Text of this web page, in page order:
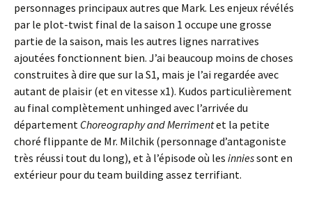
personnages principaux autres que Mark. Les enjeux révélés
par le plot-twist final de la saison 1 occupe une grosse
partie de la saison, mais les autres lignes narratives
ajoutées fonctionnent bien. J’ai beaucoup moins de choses
construites à dire que sur la S1, mais je l’ai regardée avec
autant de plaisir (et en vitesse x1). Kudos particulièrement
au final complètement unhinged avec l’arrivée du
département Choreography and Merrimentet la petite
choré flippante de Mr. Milchik (personnage d’antagoniste
très réussi tout du long), et à l’épisode où les inniessont en
extérieur pour du team building assez terrifiant.